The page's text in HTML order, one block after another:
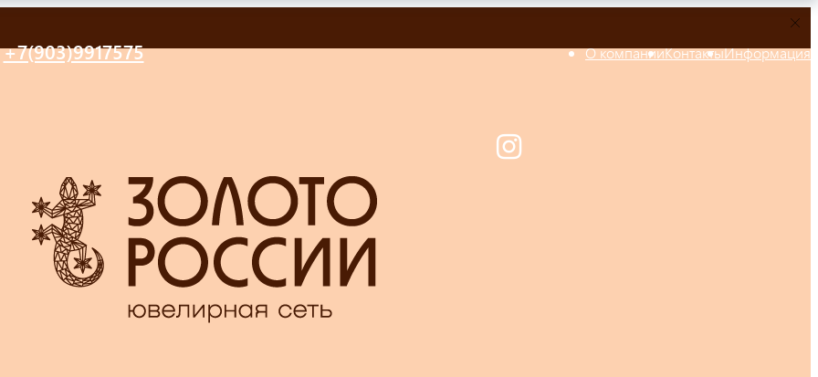
О компанииКонтактыИнформация
+7(903)9917575